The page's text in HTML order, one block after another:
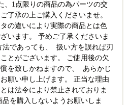
、1点限りの商品の為パーツの交
了承の上ご購入くださいませ。
の違いにより実際の商品とは色
います。 予めご了承くださいま
であっても、 扱い方を誤れば刃
とがございます。 ご使用後の欠
を致しかねますので、 あらかじ
願い申し上げます。 正当な理由
は法令により禁止されておりま
を購入しないようお願いしま